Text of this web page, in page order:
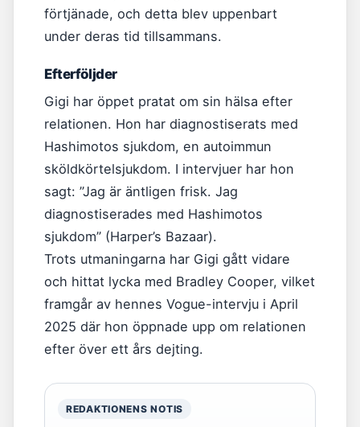
förtjänade, och detta blev uppenbart
under deras tid tillsammans.
Efterföljder
Gigi har öppet pratat om sin hälsa efter
relationen. Hon har diagnostiserats med
Hashimotos sjukdom, en autoimmun
sköldkörtelsjukdom. I intervjuer har hon
sagt: ”Jag är äntligen frisk. Jag
diagnostiserades med Hashimotos
sjukdom” (Harper’s Bazaar).
Trots utmaningarna har Gigi gått vidare
och hittat lycka med Bradley Cooper, vilket
framgår av hennes Vogue-intervju i April
2025 där hon öppnade upp om relationen
efter över ett års dejting.
REDAKTIONENS NOTIS